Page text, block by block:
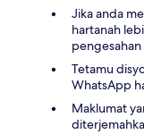
Jika anda
hartanah
Tetamu
WhatsApp
Maklumat